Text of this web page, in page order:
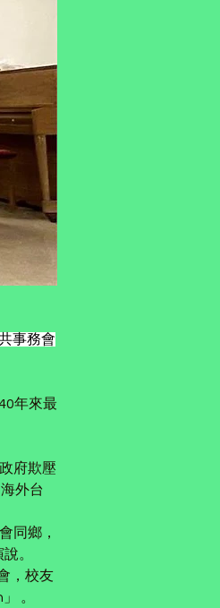
事務會
年來最
府欺壓
外台
同鄉，
。
，校友
。